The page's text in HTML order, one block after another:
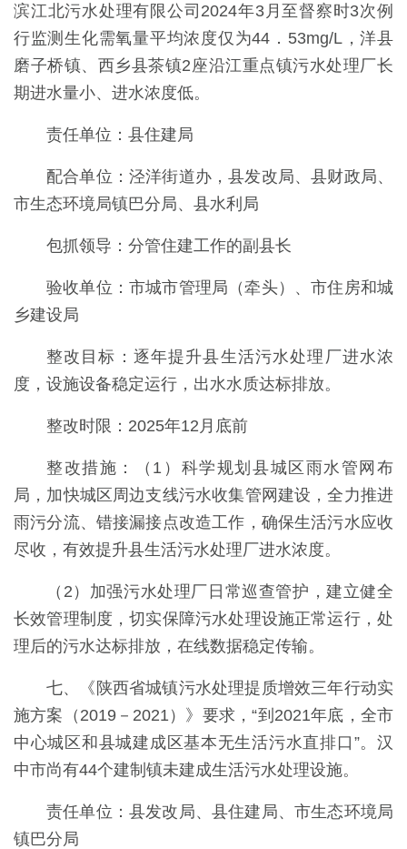
滨江北污水处理有限公司2024年3月至督察时3次例
行监测生化需氧量平均浓度仅为44．53mg/L，洋县
磨子桥镇、西乡县茶镇2座沿江重点镇污水处理厂长
期进水量小、进水浓度低。
责任单位：县住建局
配合单位：泾洋街道办，县发改局、县财政局、
市生态环境局镇巴分局、县水利局
包抓领导：分管住建工作的副县长
验收单位：市城市管理局（牵头）、市住房和城
乡建设局
整改目标：逐年提升县生活污水处理厂进水浓
度，设施设备稳定运行，出水水质达标排放。
整改时限：2025年12月底前
整改措施：（1）科学规划县城区雨水管网布
局，加快城区周边支线污水收集管网建设，全力推进
雨污分流、错接漏接点改造工作，确保生活污水应收
尽收，有效提升县生活污水处理厂进水浓度。
（2）加强污水处理厂日常巡查管护，建立健全
长效管理制度，切实保障污水处理设施正常运行，处
理后的污水达标排放，在线数据稳定传输。
七、《陕西省城镇污水处理提质增效三年行动实
施方案（2019－2021）》要求，“到2021年底，全市
中心城区和县城建成区基本无生活污水直排口”。汉
中市尚有44个建制镇未建成生活污水处理设施。
责任单位：县发改局、县住建局、市生态环境局
镇巴分局